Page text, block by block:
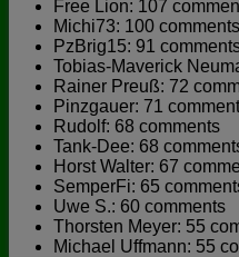
Free Lion: 107
Michi73: 100 comments
PzBrig15: 91
Tobias-Maverick
Rainer Preuß: 72
Pinzgauer: 71
Rudolf: 68 comments
Tank-Dee: 68
Horst Walter: 67
SemperFi: 65
Uwe S.: 60 comments
Thorsten Meyer: 55
Michael Uffmann: 55